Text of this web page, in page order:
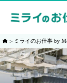
ミライのお仕事 by